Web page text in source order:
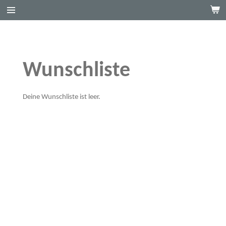
Zum
Hauptinhalt
Wunschliste
Deine Wunschliste ist leer.